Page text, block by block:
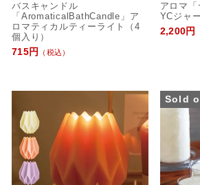
バスキャンドル
「AromaticalBathCandle」ア
ロマティカルティーライト（4
個入り）
715円
（税込）
アロマ「
YCジャ
2,200円
Sold